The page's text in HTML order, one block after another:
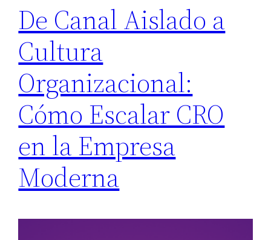
De Canal Aislado a
Cultura
Organizacional:
Cómo Escalar CRO
en la Empresa
Moderna